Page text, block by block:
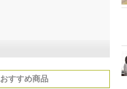
おすすめ商品